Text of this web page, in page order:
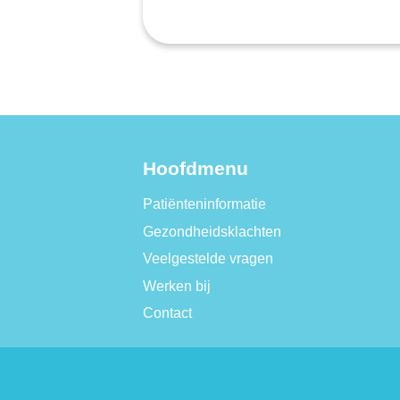
Hoofdmenu
Patiënteninformatie
Gezondheidsklachten
Veelgestelde vragen
Werken bij
Contact